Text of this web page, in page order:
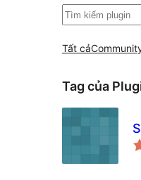
Tìm
Tất cả
Tag của